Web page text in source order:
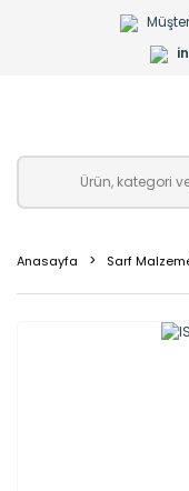
Anasayfa Sarf